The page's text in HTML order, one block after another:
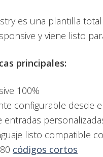
es una plantilla
y viene listo
principales:
100%
configurable desde
entradas
listo compatible
códigos cortos